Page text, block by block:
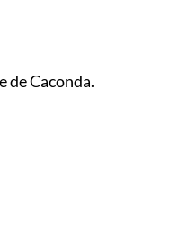
de Caconda.